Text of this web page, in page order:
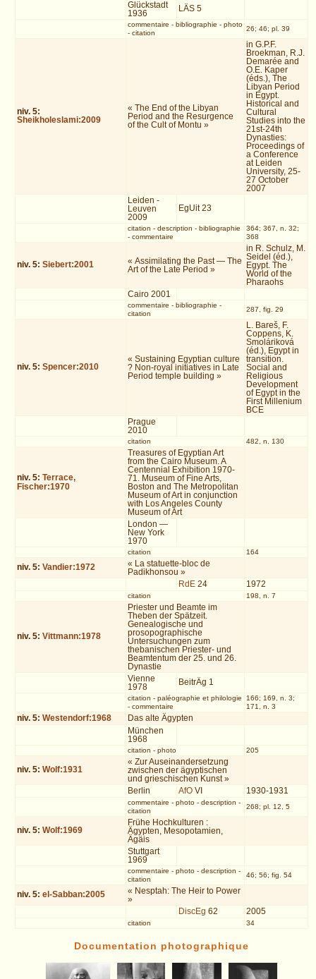
Glückstadt
1936
LÄS 5
commentaire - bibliographie - photo
- citation
26; 46; pl. 39
niv. 5:
Sheikholeslami:2009
« The End of the Libyan
Period and the Resurgence
of the Cult of Montu »
in G.P.F.
Broekman, R.J.
Demarée and
O.E. Kaper
(éds.), The
Libyan Period
in Egypt.
Historical and
Cultural
Studies into the
21st-24th
Dynasties:
Proceedings of
a Conference
at Leiden
University, 25-
27 October
2007
Leiden -
Leuven
2009
EgUit 23
citation - description - bibliographie
- commentaire
364; 367, n. 32;
368
niv. 5:Siebert:2001
« Assimilating the Past — The
Art of the Late Period »
in R. Schulz, M.
Seidel (éd.),
Egypt. The
World of the
Pharaohs
Cairo 2001
commentaire - bibliographie -
citation
287, fig. 29
niv. 5:Spencer:2010
« Sustaining Egyptian culture
? Non-royal initiatives in Late
Period temple building »
L. Bareš, F.
Coppens, K.
Smoláriková
(éd.), Egypt in
transition.
Social and
Religious
Development
of Egypt in the
First Millenium
BCE
Prague
2010
citation 482, n. 130
niv. 5:Terrace,
Fischer:1970
Treasures of Egyptian Art
from the Cairo Museum. A
Centennial Exhibition 1970-
71. Museum of Fine Arts,
Boston and The Metropolitan
Museum of Art in conjunction
with Los Angeles County
Museum of Art
London —
New York
1970
citation 164
niv. 5:Vandier:1972
« La statuette-bloc de
Padikhonsou »
RdE 24 1972
citation 198, n. 7
niv. 5:Vittmann:1978
Priester und Beamte im
Theben der Spätzeit.
Genealogische und
prosopographische
Untersuchungen zum
thebanischen Priester- und
Beamtentum der 25. und 26.
Dynastie
Vienne
1978
BeitrÄg 1
citation - paléographie et philologie
- commentaire
166; 169, n. 3;
171, n. 3
niv. 5:Westendorf:1968
Das alte Ägypten
München
1968
citation - photo 205
niv. 5:Wolf:1931
« Zur Auseinandersetzung
zwischen der ägyptischen
und grieschischen Kunst »
Berlin
AfO VI 1930-1931
commentaire - photo- description -
citation
268; pl. 12, 5
niv. 5:Wolf:1969
Frühe Hochkulturen :
Ägypten, Mesopotamien,
Ägäis
Stuttgart
1969
commentaire - photo- description -
citation
46; 56; fig. 54
niv. 5:el-Sabban:2005
« Nesptah: The Heir to Power
»
DiscEg 62 2005
citation 34
Documentation photographique